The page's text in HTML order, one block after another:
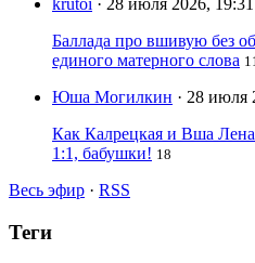
krutoi · 28 июля 2026, 19:31
Баллада про вшивую без
единого матерного слова
Юша Могилкин · 28 июля
Как Калрецкая и Вша
1:1, бабушки! 18
Весь эфир · RSS
Теги